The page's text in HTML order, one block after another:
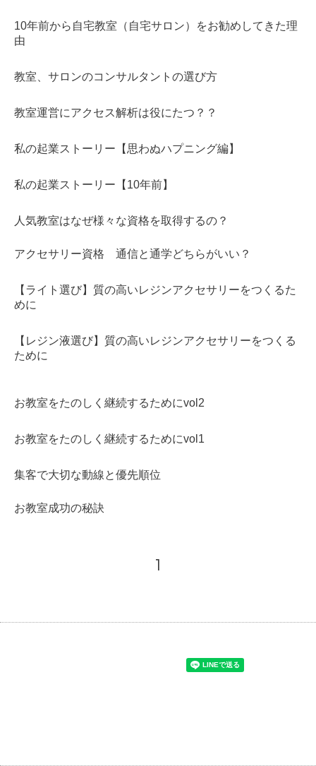
10年前から自宅教室（自宅サロン）をお勧めしてきた理
由
教室、サロンのコンサルタントの選び方
教室運営にアクセス解析は役にたつ？？
私の起業ストーリー【思わぬハプニング編】
私の起業ストーリー【10年前】
人気教室はなぜ様々な資格を取得するの？
アクセサリー資格 通信と通学どちらがいい？
【ライト選び】質の高いレジンアクセサリーをつくるた
めに
【レジン液選び】質の高いレジンアクセサリーをつくる
ために
お教室をたのしく継続するためにvol2
お教室をたのしく継続するためにvol1
集客で大切な動線と優先順位
お教室成功の秘訣
1